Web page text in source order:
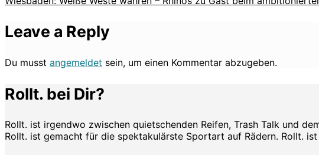
Leave a Reply
Du musst angemeldet sein, um einen Kommentar abzugeben.
Rollt. bei Dir?
Rollt. ist irgendwo zwischen quietschenden Reifen, Trash Talk und
Rollt. ist gemacht für die spektakulärste Sportart auf Rädern. Rollt.